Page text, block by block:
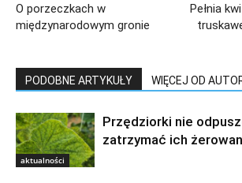
O porzeczkach w
międzynarodowym gronie
Pełnia
PODOBNE ARTYKUŁY WIĘCEJ OD
aktualności
Przędziorki nie
zatrzymać ich